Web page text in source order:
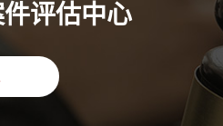
评估中心